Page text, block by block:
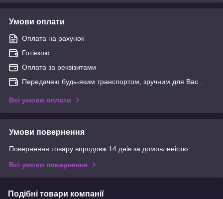
Умови оплати
Оплата на рахунок
Готівкою
Оплата за реквізитами
Передачею будь-яким транспортом, зручним для Вас .
Всі умови оплати
Умови повернення
Повернення товару впродовж 14 днів за домовленістю
Всі умови повернення
Подібні товари компанії